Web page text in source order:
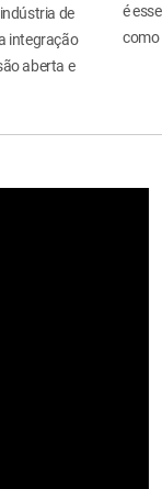
de
integração
aberta e
é
como